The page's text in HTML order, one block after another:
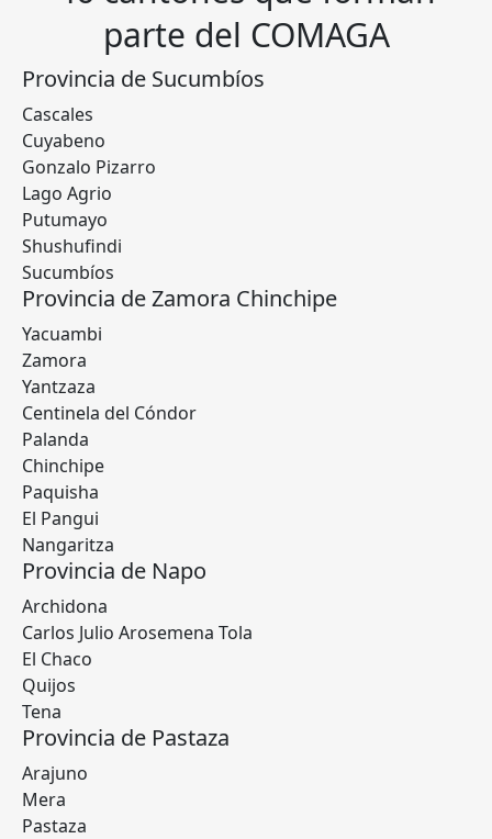
parte del COMAGA
Provincia de Sucumbíos
Cascales
Cuyabeno
Gonzalo Pizarro
Lago Agrio
Putumayo
Shushufindi
Sucumbíos
Provincia de Zamora Chinchipe
Yacuambi
Zamora
Yantzaza
Centinela del Cóndor
Palanda
Chinchipe
Paquisha
El Pangui
Nangaritza
Provincia de Napo
Archidona
Carlos Julio Arosemena Tola
El Chaco
Quijos
Tena
Provincia de Pastaza
Arajuno
Mera
Pastaza